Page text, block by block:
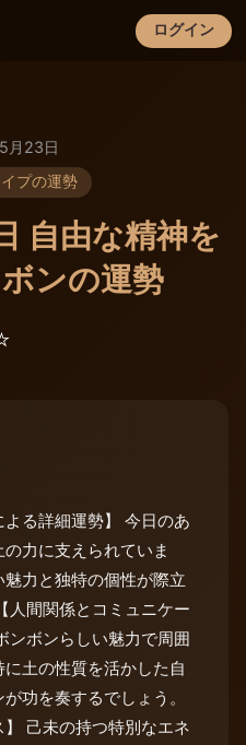
ログイン
×
月23日
プの運勢
自由な精神を
ンの運勢
よる詳細運勢】 今日のあ
力に支えられていま
力と独特の個性が際立
人間関係とコミュニケー
ンボンらしい魅力で周囲
土の性質を活かした自
功を奏するでしょう。
】 己未の持つ特別なエネ